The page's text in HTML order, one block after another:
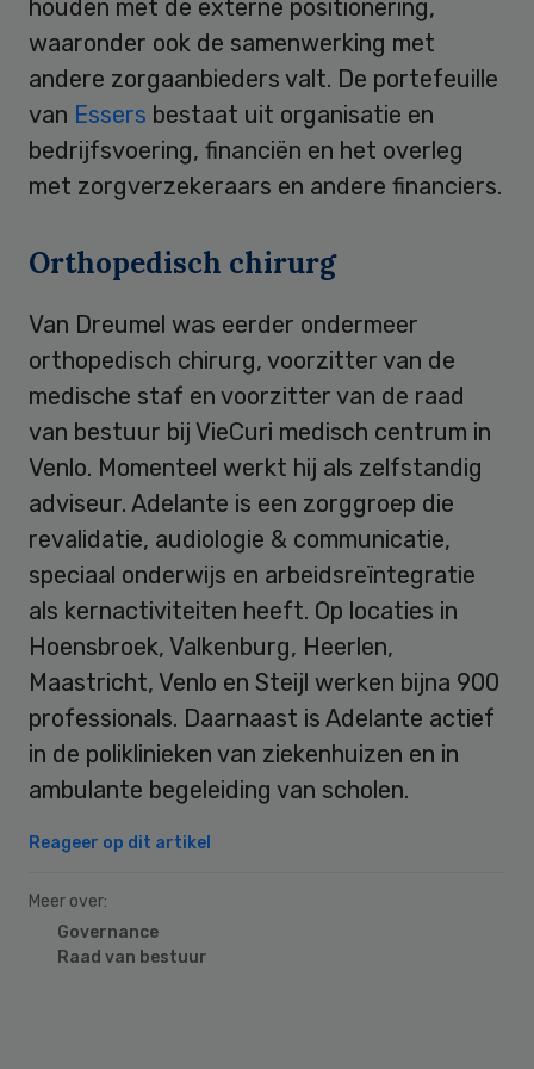
houden met de externe positionering,
waaronder ook de samenwerking met
andere zorgaanbieders valt. De portefeuille
van Essers bestaat uit organisatie en
bedrijfsvoering, financiën en het overleg
met zorgverzekeraars en andere financiers.
Orthopedisch chirurg
Van Dreumel was eerder ondermeer
orthopedisch chirurg, voorzitter van de
medische staf en voorzitter van de raad
van bestuur bij VieCuri medisch centrum in
Venlo. Momenteel werkt hij als zelfstandig
adviseur. Adelante is een zorggroep die
revalidatie, audiologie & communicatie,
speciaal onderwijs en arbeidsreïntegratie
als kernactiviteiten heeft. Op locaties in
Hoensbroek, Valkenburg, Heerlen,
Maastricht, Venlo en Steijl werken bijna 900
professionals. Daarnaast is Adelante actief
in de poliklinieken van ziekenhuizen en in
ambulante begeleiding van scholen.
Reageer op dit artikel
Meer over:
Governance
Raad van bestuur